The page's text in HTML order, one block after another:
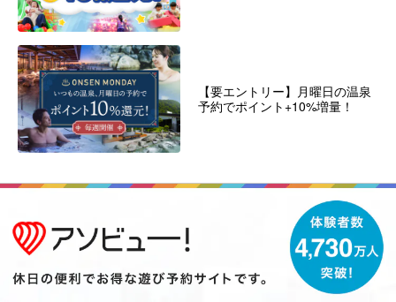
【要エントリー】月曜日の温泉
予約でポイント+10%増量！